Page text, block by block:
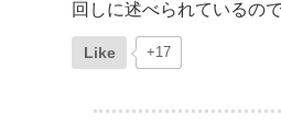
回しに述べられているの
Like +17